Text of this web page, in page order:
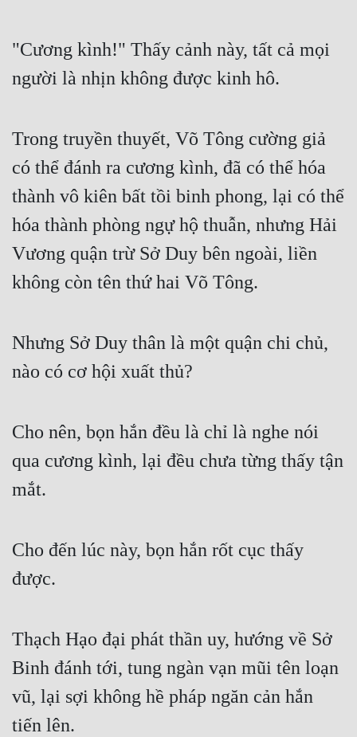
Cơ Trí
Sát Phạt Quyết Đoán
Vô Sỉ
Điềm Đạm
"Cương kình!" Thấy cảnh này, tất cả mọi
người là nhịn không được kinh hô.
Trong truyền thuyết, Võ Tông cường giả
có thể đánh ra cương kình, đã có thể hóa
thành vô kiên bất tồi binh phong, lại có thể
hóa thành phòng ngự hộ thuẫn, nhưng Hải
Vương quận trừ Sở Duy bên ngoài, liền
không còn tên thứ hai Võ Tông.
Nhưng Sở Duy thân là một quận chi chủ,
nào có cơ hội xuất thủ?
Cho nên, bọn hắn đều là chỉ là nghe nói
qua cương kình, lại đều chưa từng thấy tận
mắt.
Cho đến lúc này, bọn hắn rốt cục thấy
được.
Thạch Hạo đại phát thần uy, hướng về Sở
Binh đánh tới, tung ngàn vạn mũi tên loạn
vũ, lại sợi không hề pháp ngăn cản hắn
tiến lên.